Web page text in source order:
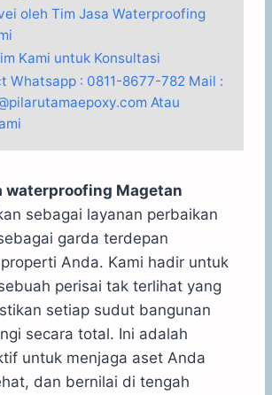
oleh Tim Jasa Waterproofing
Kami untuk Konsultasi
Whatsapp : 0811-8677-782 Mail :
Atau
waterproofing Magetan
sebagai layanan perbaikan
garda terdepan
Anda. Kami hadir untuk
perisai tak terlihat yang
setiap sudut bangunan
secara total. Ini adalah
untuk menjaga aset Anda
dan bernilai di tengah